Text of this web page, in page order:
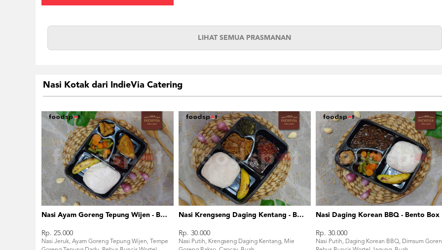
LIHAT SEMUA PRASMANAN
Nasi Kotak dari IndieVia Catering
Nasi Ayam Goreng Tepung Wijen - Bento Box
Rp. 25.000
Nasi Jeruk, Ayam Goreng Tepung Wijen, Tempe
Nasi Krengseng Daging Kentang - Bento Box
Rp. 30.000
Nasi Putih, Krengseng Daging Kentang, Mie
Nasi Daging Korean BBQ - Bento Box
Rp. 30.000
Nasi Putih, Daging Korean BBQ, Dimsum